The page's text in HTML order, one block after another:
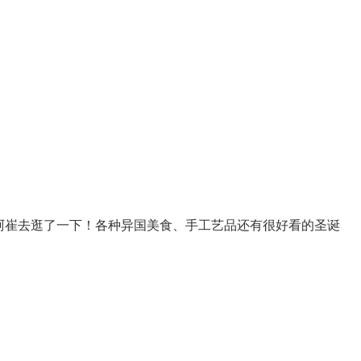
去逛了一下！各种异国美食、手工艺品还有很好看的圣诞